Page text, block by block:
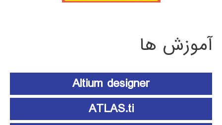
آموزش ها
Altium designer
ATLAS.ti